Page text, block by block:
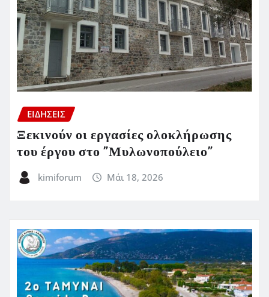
ΕΙΔΗΣΕΙΣ
Ξεκινούν οι εργασίες ολοκλήρωσης
του έργου στο ”Μυλωνοπούλειο”
kimiforum Μάι 18, 2026